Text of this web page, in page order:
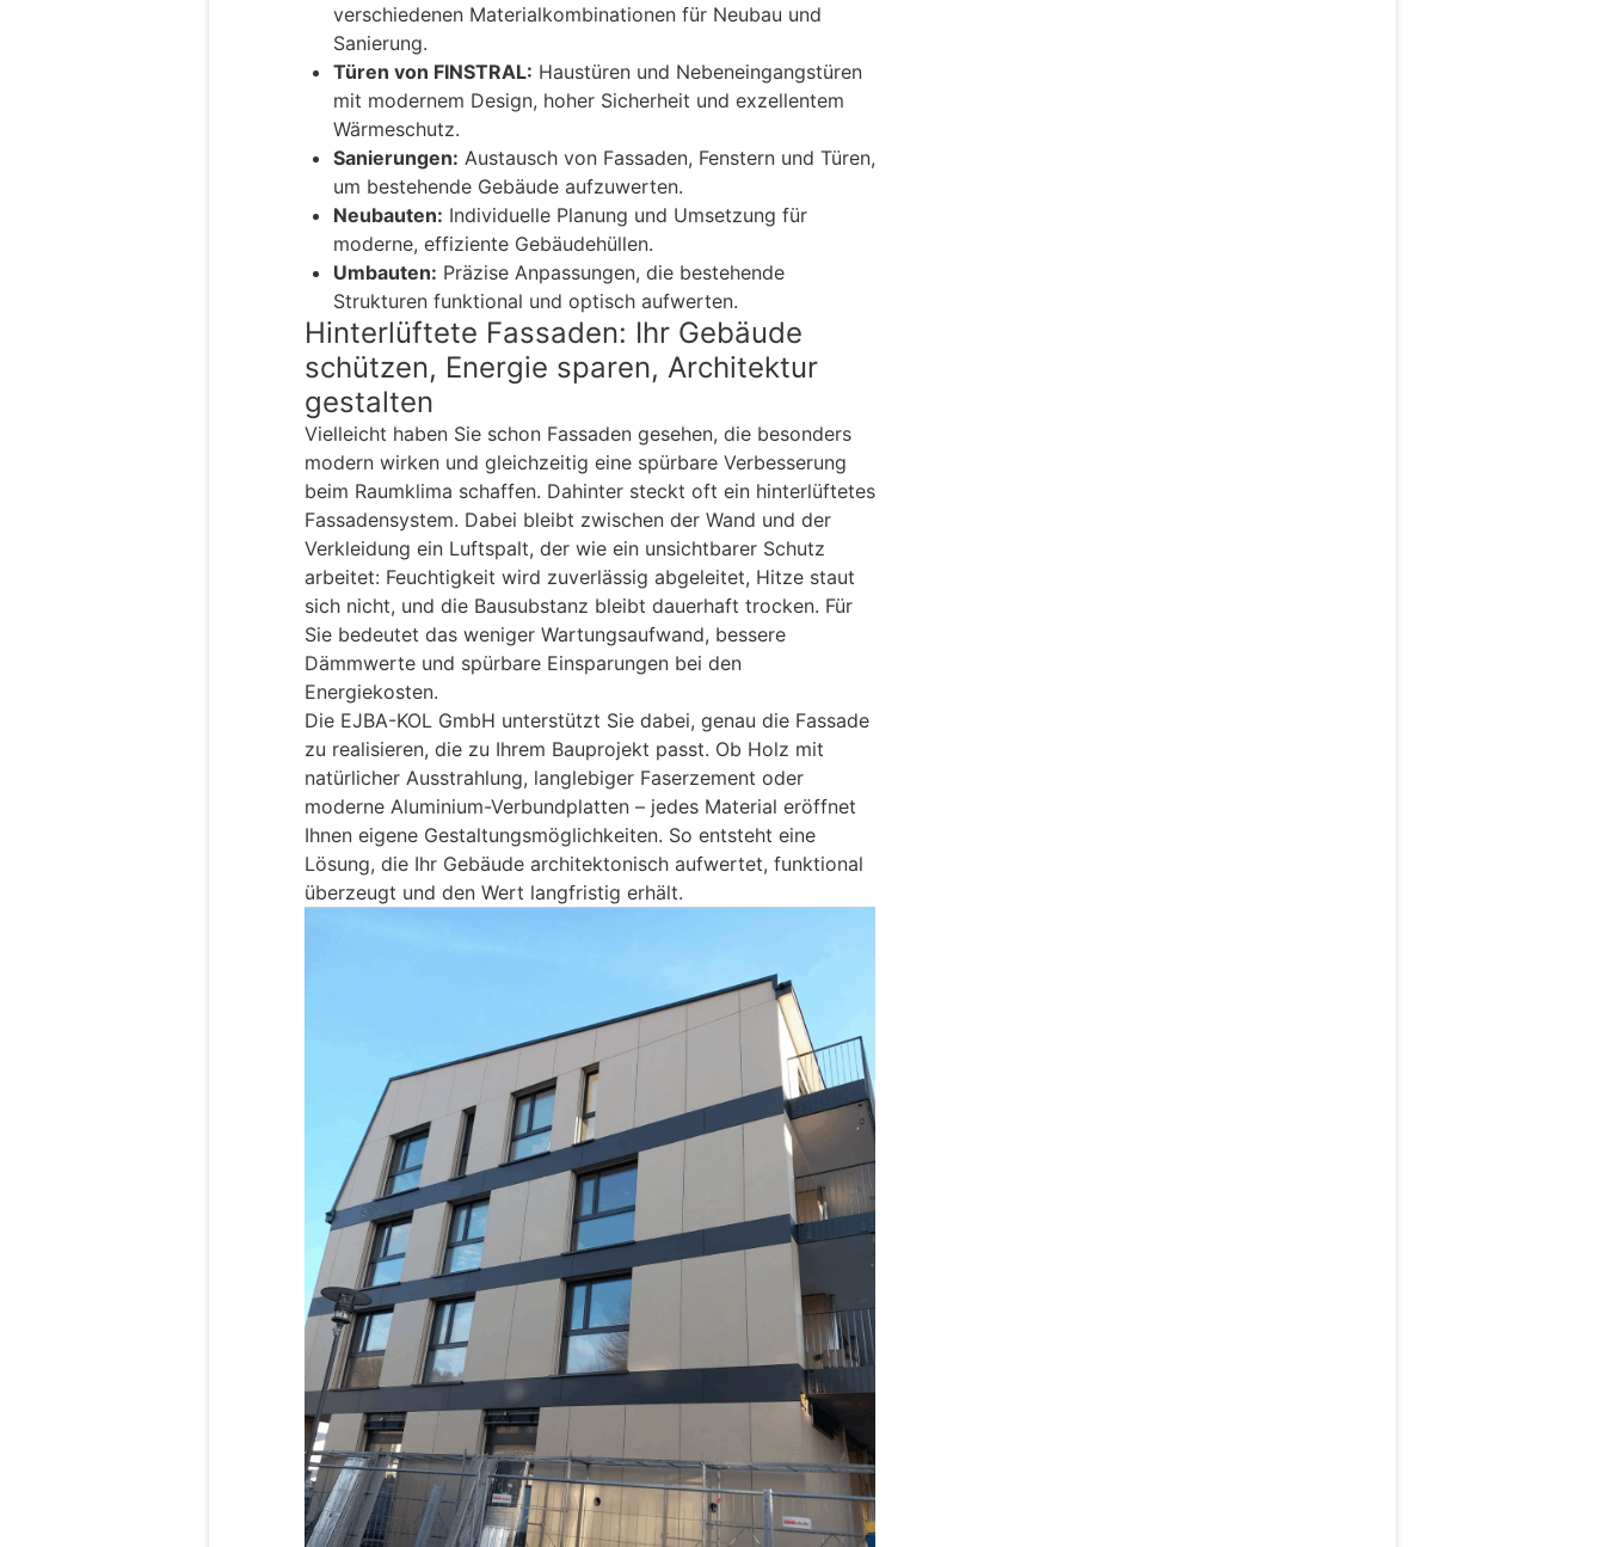
verschiedenen Materialkombinationen für Neubau und
Sanierung.
Türen von FINSTRAL: Haustüren und Nebeneingangstüren
mit modernem Design, hoher Sicherheit und exzellentem
Wärmeschutz.
Sanierungen: Austausch von Fassaden, Fenstern und Türen,
um bestehende Gebäude aufzuwerten.
Neubauten: Individuelle Planung und Umsetzung für
moderne, effiziente Gebäudehüllen.
Umbauten: Präzise Anpassungen, die bestehende
Strukturen funktional und optisch aufwerten.
Hinterlüftete Fassaden: Ihr Gebäude
schützen, Energie sparen, Architektur
gestalten
Vielleicht haben Sie schon Fassaden gesehen, die besonders
modern wirken und gleichzeitig eine spürbare Verbesserung
beim Raumklima schaffen. Dahinter steckt oft ein hinterlüftetes
Fassadensystem. Dabei bleibt zwischen der Wand und der
Verkleidung ein Luftspalt, der wie ein unsichtbarer Schutz
arbeitet: Feuchtigkeit wird zuverlässig abgeleitet, Hitze staut
sich nicht, und die Bausubstanz bleibt dauerhaft trocken. Für
Sie bedeutet das weniger Wartungsaufwand, bessere
Dämmwerte und spürbare Einsparungen bei den
Energiekosten.
Die EJBA-KOL GmbH unterstützt Sie dabei, genau die Fassade
zu realisieren, die zu Ihrem Bauprojekt passt. Ob Holz mit
natürlicher Ausstrahlung, langlebiger Faserzement oder
moderne Aluminium-Verbundplatten – jedes Material eröffnet
Ihnen eigene Gestaltungsmöglichkeiten. So entsteht eine
Lösung, die Ihr Gebäude architektonisch aufwertet, funktional
überzeugt und den Wert langfristig erhält.